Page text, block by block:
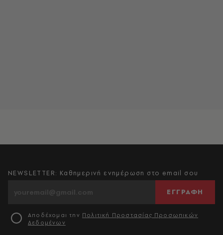
NEWSLETTER: Καθημερινή ενημέρωση στο email σου
ΕΓΓΡΑΦΗ
Αποδέχομαι την Πολιτική Προστασίας Προσωπικών
Δεδομένων